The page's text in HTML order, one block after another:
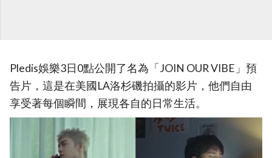
Pledis娛樂3日0點公開了名為「JOIN OUR VIBE」預
告片，這是在美國LA洛杉磯拍攝的影片，他們自由
享受著每個瞬間，展現各自的日常生活。